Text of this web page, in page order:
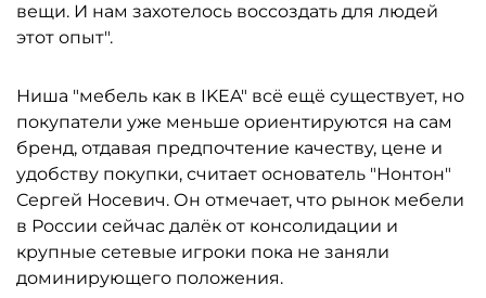
вещи. И нам захотелось воссоздать для людей
этот опыт".
Ниша "мебель как в IKEA" всё ещё существует, но
покупатели уже меньше ориентируются на сам
бренд, отдавая предпочтение качеству, цене и
удобству покупки, считает основатель "Нонтон"
Сергей Носевич. Он отмечает, что рынок мебели
в России сейчас далёк от консолидации и
крупные сетевые игроки пока не заняли
доминирующего положения.